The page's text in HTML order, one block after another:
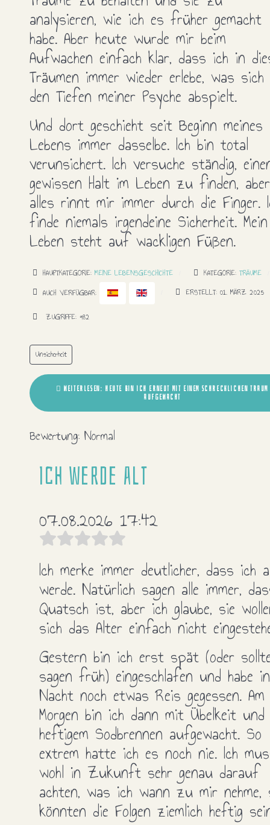
analysieren, wie ich es früher gemacht
habe. Aber heute wurde mir beim
Aufwachen einfach klar, dass ich in
Träumen immer wieder erlebe, was
den Tiefen meiner Psyche abspielt.
Und dort geschieht seit Beginn meines
Lebens immer dasselbe. Ich bin total
verunsichert. Ich versuche ständig,
gewissen Halt im Leben zu finden, aber
alles rinnt mir immer durch die Finger.
finde niemals irgendeine Sicherheit. Mein
Leben steht auf wackligen Füßen.
HAUPTKATEGORIE: MEINE LEBENSGESCHICHTE KATEGORIE: TRÄUME
AUCH VERFÜGBAR:
ERSTELLT: 01. MÄRZ 2025
ZUGRIFFE: 982
Unsicherheit
WEITERLESEN: HEUTE BIN ICH ERNEUT MIT EINEM SCHRECKLICHEN TRAUM
AUFGEWACHT
Bewertung: Normal
Ich werde alt
07.08.2026 17:42
Ich merke immer deutlicher, dass ich
werde. Natürlich sagen alle immer,
Quatsch ist, aber ich glaube, sie
sich das Alter einfach nicht
Gestern bin ich erst spät (oder
sagen früh) eingeschlafen und habe
Nacht noch etwas Reis gegessen. Am
Morgen bin ich dann mit Übelkeit und
heftigem Sodbrennen aufgewacht. So
extrem hatte ich es noch nie. Ich
wohl in Zukunft sehr genau darauf
achten, was ich wann zu mir
könnten die Folgen ziemlich heftig